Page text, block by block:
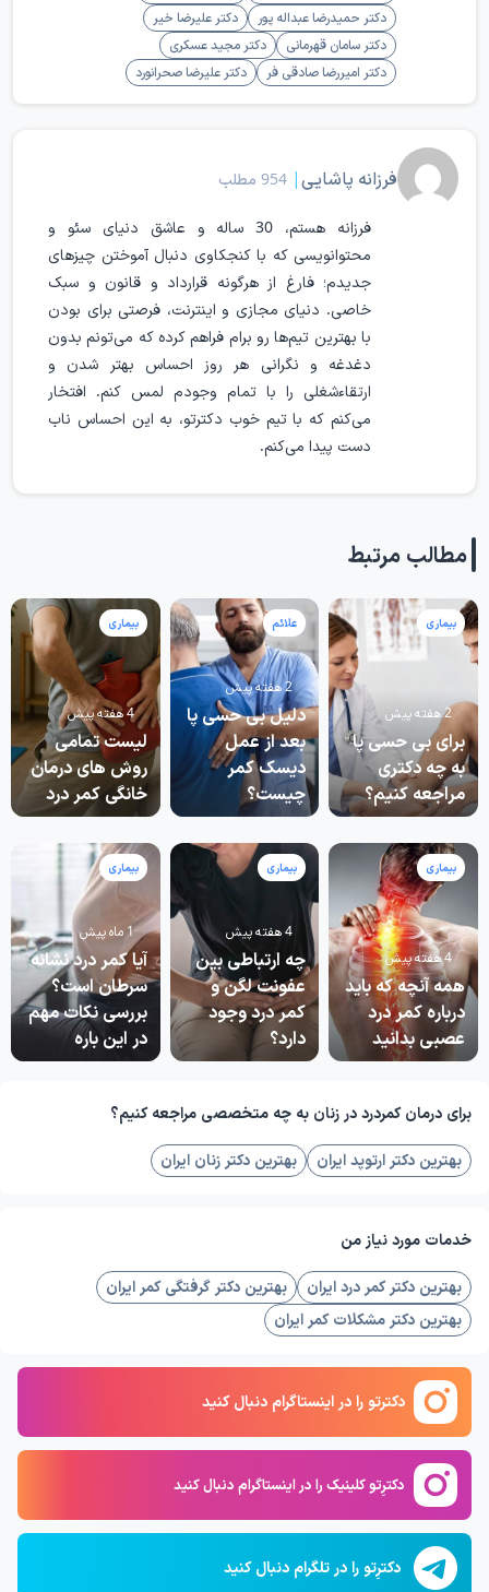
دکتر حمیدرضا عبداله پور
دکتر علیرضا خیر
دکتر سامان قهرمانی
دکتر مجید عسکری
دکتر امیررضا صادقی فر
دکتر علیرضا صحرانورد
فرزانه پاشایی| 954 مطلب
فرزانه هستم، 30 ساله و عاشق دنیای سئو و
محتوانویسی که با کنجکاوی دنبال آموختن چیزهای
جدیدم؛ فارغ از هرگونه قرارداد و قانون و سبک
خاصی. دنیای مجازی و اینترنت، فرصتی برای بودن
با بهترین تیم‌ها رو برام فراهم کرده که می‌تونم بدون
دغدغه و نگرانی هر روز احساس بهتر شدن و
ارتقاء‌شغلی را با تمام وجودم لمس کنم. افتخار
می‌کنم که با تیم خوب دکترتو، به این احساس ناب
دست پیدا می‌کنم.
مطالب مرتبط
بیماری
برای بی حسی پا
به چه دکتری
مراجعه کنیم؟
2 هفته پیش
علائم
دلیل بی حسی پا
بعد از عمل
دیسک کمر
چیست؟
2 هفته پیش
بیماری
لیست تمامی
روش های درمان
خانگی کمر درد
4 هفته پیش
بیماری
همه آنچه که باید
درباره کمر درد
عصبی بدانید
4 هفته پیش
بیماری
چه ارتباطی بین
عفونت لگن و
کمر درد وجود
دارد؟
4 هفته پیش
بیماری
آیا کمر درد نشانه
سرطان است؟
بررسی نکات مهم
در این باره
1 ماه پیش
برای درمان کمردرد در زنان به چه متخصصی مراجعه کنیم؟
بهترین دکتر ارتوپد ایران بهترین دکتر زنان ایران
خدمات مورد نیاز من
بهترین دکتر کمر درد ایران
بهترین دکتر گرفتگی کمر ایران
بهترین دکتر مشکلات کمر ایران
دکترتو را در اینستاگرام دنبال کنید
دکترِتو کلینیک را در اینستاگرام دنبال کنید
دکترِتو را در تلگرام دنبال کنید